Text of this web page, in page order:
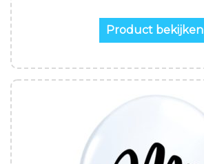
Product bekijken